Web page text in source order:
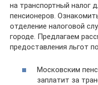
на транспортный налог
пенсионеров.
отделение налоговой
городе. Предлагаем
предоставления льгот
Московским
заплатит за